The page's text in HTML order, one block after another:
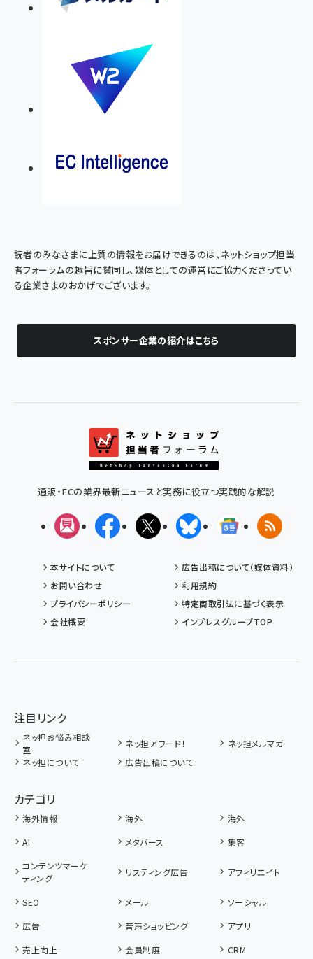
読者のみなさまに上質の情報をお届けできるのは、ネットショップ担当
者フォーラムの趣旨に賛同し、媒体としての運営にご協力くださってい
る企業さまのおかげでございます。
スポンサー企業の紹介はこちら
通販・ECの業界最新ニュースと実務に役立つ実践的な解説
メルマガFacebookX(エックス)BlueskyGoogleニュ
RSS
本サイトについて
広告出稿について（媒体資料）
お問い合わせ
利用規約
プライバシーポリシー
特定商取引法に基づく表示
会社概要
インプレスグループTOP
注目リンク
ネッ担お悩み相談
室
ネッ担アワード！
ネッ担メルマガ
ネッ担について
広告出稿について
カテゴリ
海外情報 海外
海外
AI
メタバース
集客
コンテンツマーケ
ティング
リスティング広告 アフィリエイト
SEO メール
ソーシャル
広告
音声ショッピング
アプリ
売上向上
会員制度
CRM